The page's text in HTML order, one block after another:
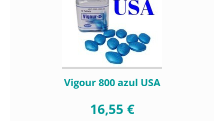
Vigour 800 azul USA
16,55 €